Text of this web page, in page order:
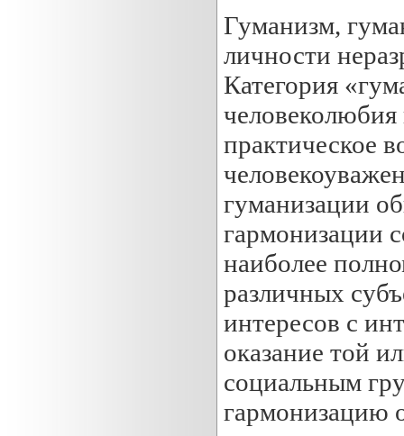
Гуманизм,
личности
Категория
человеколюбия
практическое
гуманизации
гармонизации
наиболее
различных
интересов с
оказание той
социальным
гармонизацию